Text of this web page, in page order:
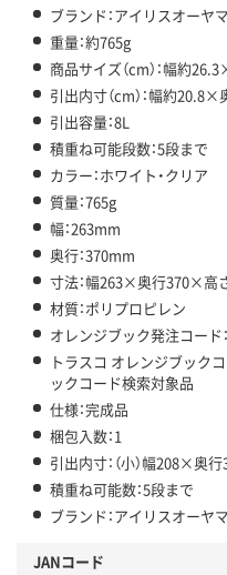
ブランド：アイリスオーヤマ
重量：約765g
商品サイズ（cm）：幅約
引出内寸（cm）：幅約
引出容量：8L
積重ね可能段数：5段まで
カラー：ホワイト・クリア
質量：765g
幅：263mm
奥行：370mm
寸法：幅263×奥行370×高
材質：ポリプロピレン
オレンジブック発注コード
トラスコ オレンジブック
ックコード検索対象品
仕様：完成品
梱包入数：1
引出内寸：（小）幅208×奥
積重ね可能数：5段まで
ブランド：アイリスオーヤマ
JANコード